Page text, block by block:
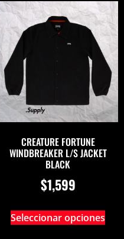
CREATURE FORTUNE
WINDBREAKER L/S JACKET
BLACK
$1,599
Seleccionar opciones